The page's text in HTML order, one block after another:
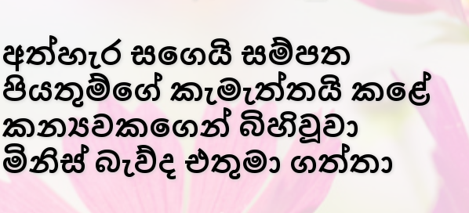
අත්හැර සගෙයි සම්පත
පියතුම්ගේ කැමැත්තයි කළේ
කන්‍යවකගෙන් බිහිවූවා
මිනිස් බැව්ද එතුමා ගත්තා